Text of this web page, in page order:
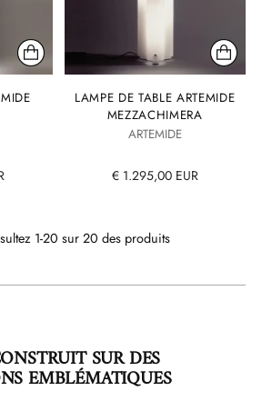
LAMPE DE TABLE ARTEMIDE
MEZZACHIMERA
ARTEMIDE
€ 1.295,00 EUR
1-20 sur 20 des produits
SUR DES
EMBLÉMATIQUES